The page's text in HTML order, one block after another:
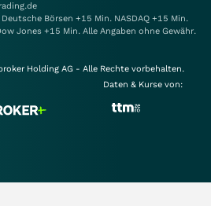
Börsen +15 Min. NASDAQ +15 Min.
Jones +15 Min. Alle Angaben ohne Gewähr.
Holding AG - Alle Rechte vorbehalten.
Daten & Kurse von: